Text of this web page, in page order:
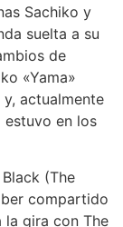
Sachiko y
suelta a su
de
«Yama»
actualmente
en los
(The
compartido
la gira con The